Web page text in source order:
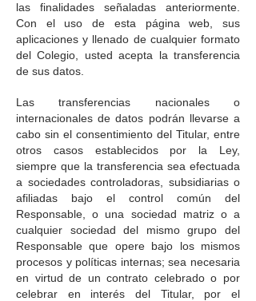
las finalidades señaladas anteriormente.
Con el uso de esta página web, sus
aplicaciones y llenado de cualquier formato
del Colegio, usted acepta la transferencia
de sus datos.
Las transferencias nacionales o
internacionales de datos podrán llevarse a
cabo sin el consentimiento del Titular, entre
otros casos establecidos por la Ley,
siempre que la transferencia sea efectuada
a sociedades controladoras, subsidiarias o
afiliadas bajo el control común del
Responsable, o una sociedad matriz o a
cualquier sociedad del mismo grupo del
Responsable que opere bajo los mismos
procesos y políticas internas; sea necesaria
en virtud de un contrato celebrado o por
celebrar en interés del Titular, por el